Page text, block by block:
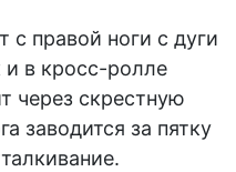
с правой ноги с дуги
и в кросс-ролле
через скрестную
заводится за пятку